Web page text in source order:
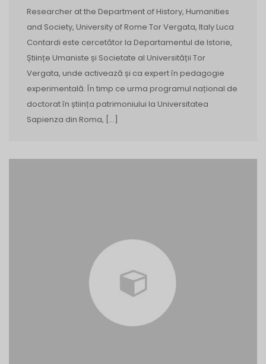
Researcher at the Department of History, Humanities
and Society, University of Rome Tor Vergata, Italy Luca
Contardi este cercetător la Departamentul de Istorie,
Științe Umaniste și Societate al Universității Tor
Vergata, unde activează și ca expert în pedagogie
experimentală. În timp ce urma programul național de
doctorat în știința patrimoniului la Universitatea
Sapienza din Roma, […]